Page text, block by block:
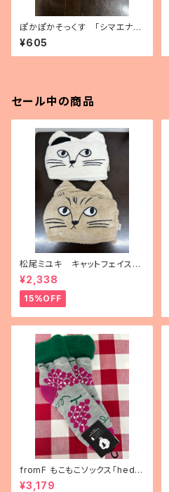
ぽかぽかそっくす 「シマエナ
ガ」 アンクル丈
¥605
セール中の商品
松尾ミユキ キャットフェイスブ
ランケット
¥2,338
15%OFF
fromF もこもこソックス「hedel
mä（果物）」
¥3,179